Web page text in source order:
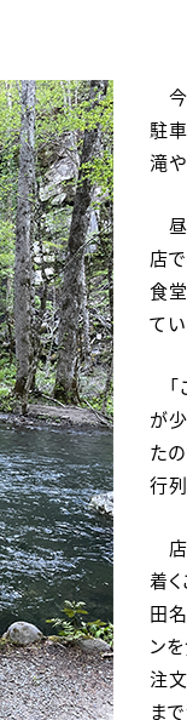
今
駐
滝
昼
店
食
てい
「
が
た
行
店
着
田
ン
注
ま